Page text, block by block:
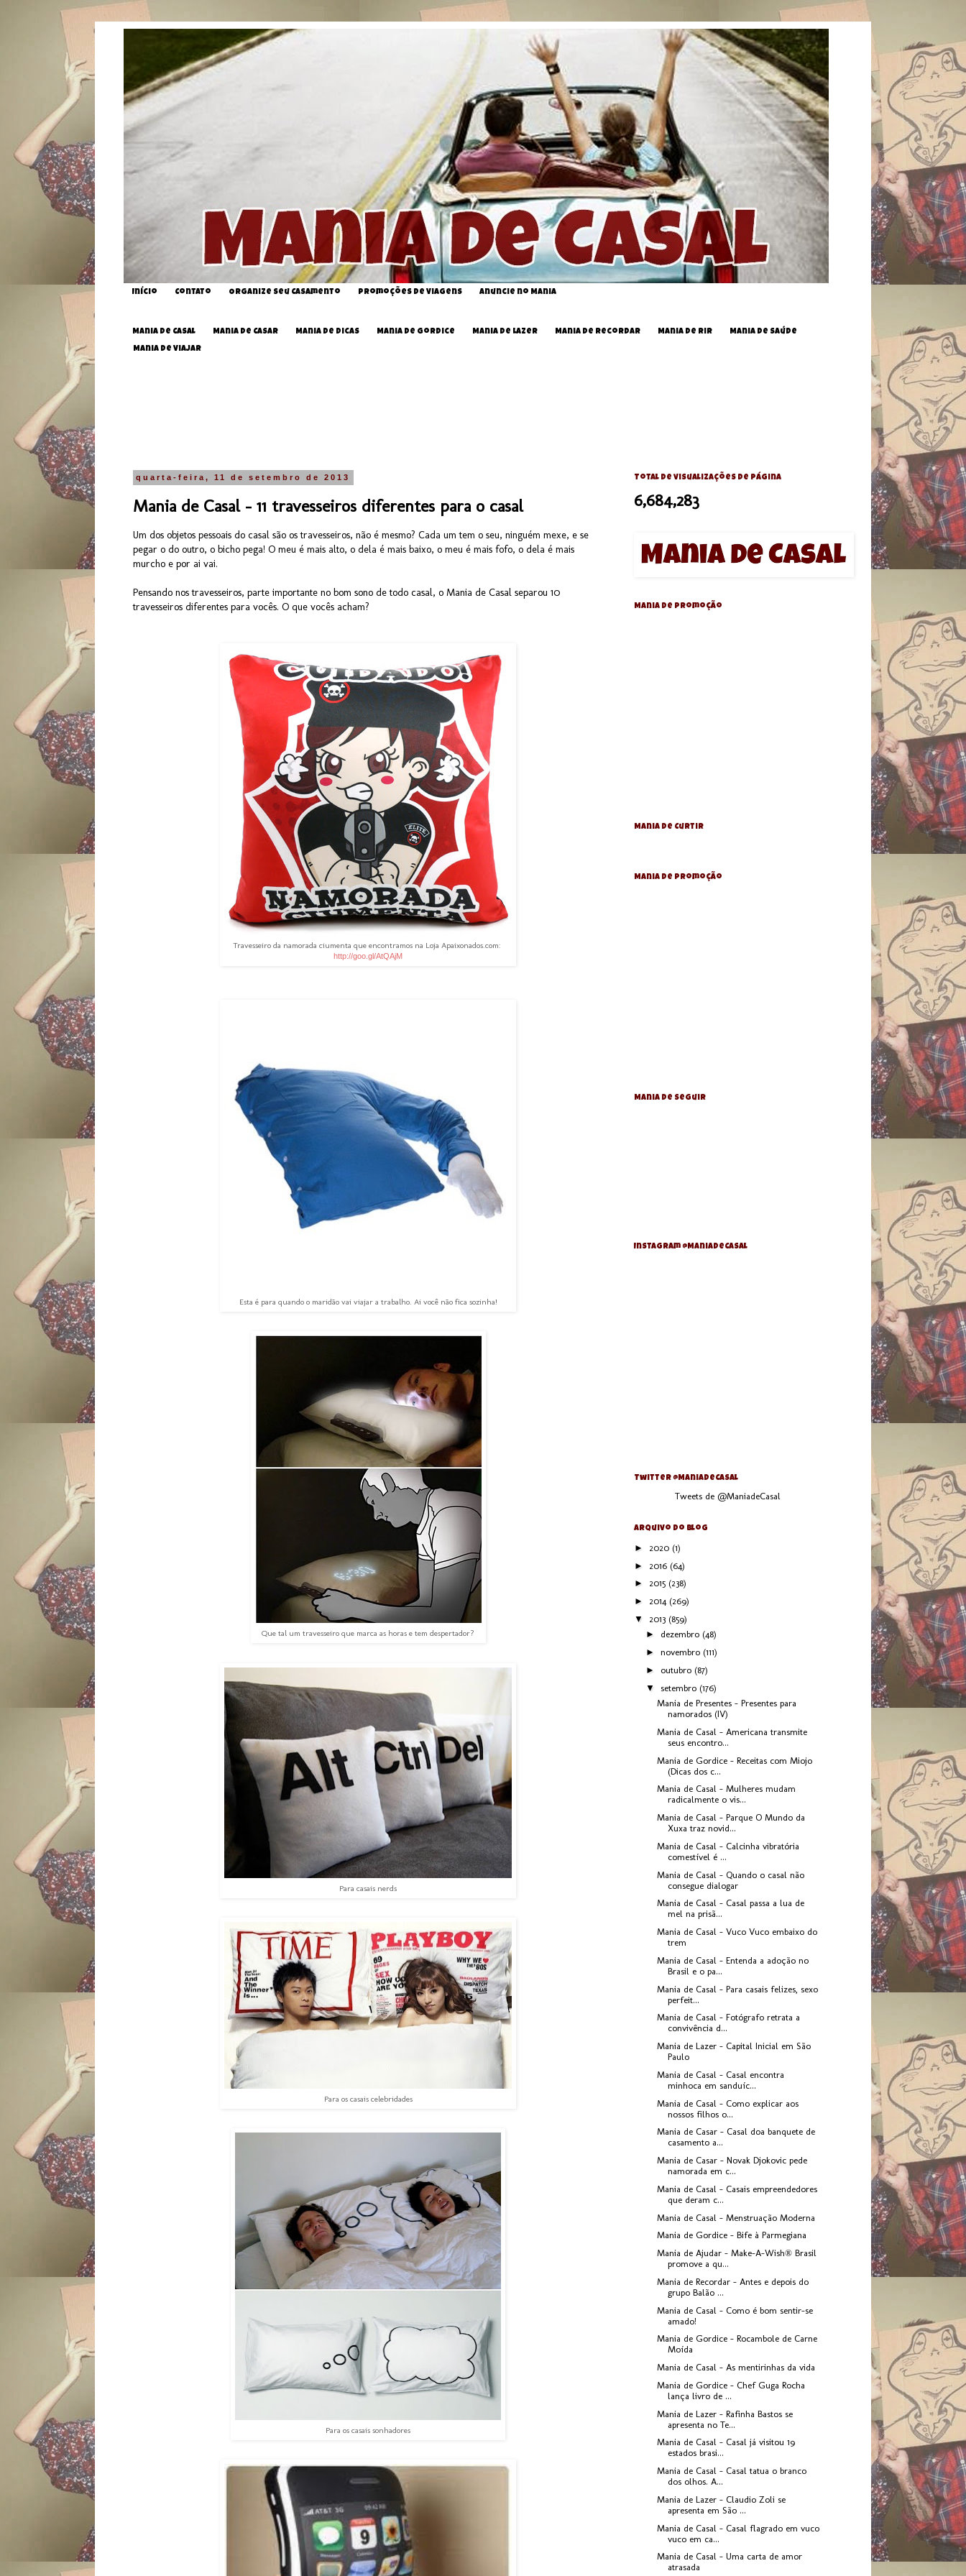
Início Contato Organize seu Casamento Promoções de Viagens Anuncie no Mania
Mania de Casal Mania de Casar Mania de Dicas Mania de Gordice Mania de Lazer Mania de Recordar Mania de Rir Mania de Saúde
Mania de Viajar
quarta-feira, 11 de setembro de 2013
Mania de Casal - 11 travesseiros diferentes para o casal
Um dos objetos pessoais do casal são os travesseiros, não é mesmo? Cada um tem o seu, ninguém mexe, e se
pegar o do outro, o bicho pega! O meu é mais alto, o dela é mais baixo, o meu é mais fofo, o dela é mais
murcho e por ai vai.
Pensando nos travesseiros, parte importante no bom sono de todo casal, o Mania de Casal separou 10
travesseiros diferentes para vocês. O que vocês acham?
Travesseiro da namorada ciumenta que encontramos na Loja Apaixonados.com:
http://goo.gl/AtQAjM
Esta é para quando o maridão vai viajar a trabalho. Ai você não fica sozinha!
Que tal um travesseiro que marca as horas e tem despertador?
Para casais nerds
Para os casais celebridades
Para os casais sonhadores
Total de visualizações de página
6,684,283
Mania de Promoção
Mania de Curtir
Mania De Promoção
Mania de Seguir
Instagram @ManiaDeCasal
Twitter @ManiaDeCasal
Tweets de @ManiadeCasal
Arquivo do blog
► 2020 (1)
► 2016 (64)
► 2015 (238)
► 2014 (269)
▼ 2013 (859)
► dezembro (48)
► novembro (111)
► outubro (87)
▼ setembro (176)
Mania de Presentes - Presentes para
namorados (IV)
Mania de Casal - Americana transmite
seus encontro...
Mania de Gordice - Receitas com Miojo
(Dicas dos c...
Mania de Casal - Mulheres mudam
radicalmente o vis...
Mania de Casal - Parque O Mundo da
Xuxa traz novid...
Mania de Casal - Calcinha vibratória
comestível é ...
Mania de Casal - Quando o casal não
consegue dialogar
Mania de Casal - Casal passa a lua de
mel na prisã...
Mania de Casal - Vuco Vuco embaixo do
trem
Mania de Casal - Entenda a adoção no
Brasil e o pa...
Mania de Casal - Para casais felizes, sexo
perfeit...
Mania de Casal - Fotógrafo retrata a
convivência d...
Mania de Lazer - Capital Inicial em São
Paulo
Mania de Casal - Casal encontra
minhoca em sanduíc...
Mania de Casal - Como explicar aos
nossos filhos o...
Mania de Casar - Casal doa banquete de
casamento a...
Mania de Casar - Novak Djokovic pede
namorada em c...
Mania de Casal - Casais empreendedores
que deram c...
Mania de Casal - Menstruação Moderna
Mania de Gordice - Bife à Parmegiana
Mania de Ajudar - Make-A-Wish® Brasil
promove a qu...
Mania de Recordar - Antes e depois do
grupo Balão ...
Mania de Casal - Como é bom sentir-se
amado!
Mania de Gordice - Rocambole de Carne
Moída
Mania de Casal - As mentirinhas da vida
Mania de Gordice - Chef Guga Rocha
lança livro de ...
Mania de Lazer - Rafinha Bastos se
apresenta no Te...
Mania de Casal - Casal já visitou 19
estados brasi...
Mania de Casal - Casal tatua o branco
dos olhos. A...
Mania de Lazer - Claudio Zoli se
apresenta em São ...
Mania de Casal - Casal flagrado em vuco
vuco em ca...
Mania de Casal - Uma carta de amor
atrasada